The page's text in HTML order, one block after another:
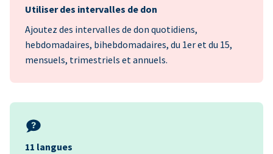
Utiliser des intervalles de don
Ajoutez des intervalles de don quotidiens,
hebdomadaires, bihebdomadaires, du 1er et du 15,
mensuels, trimestriels et annuels.
11 langues